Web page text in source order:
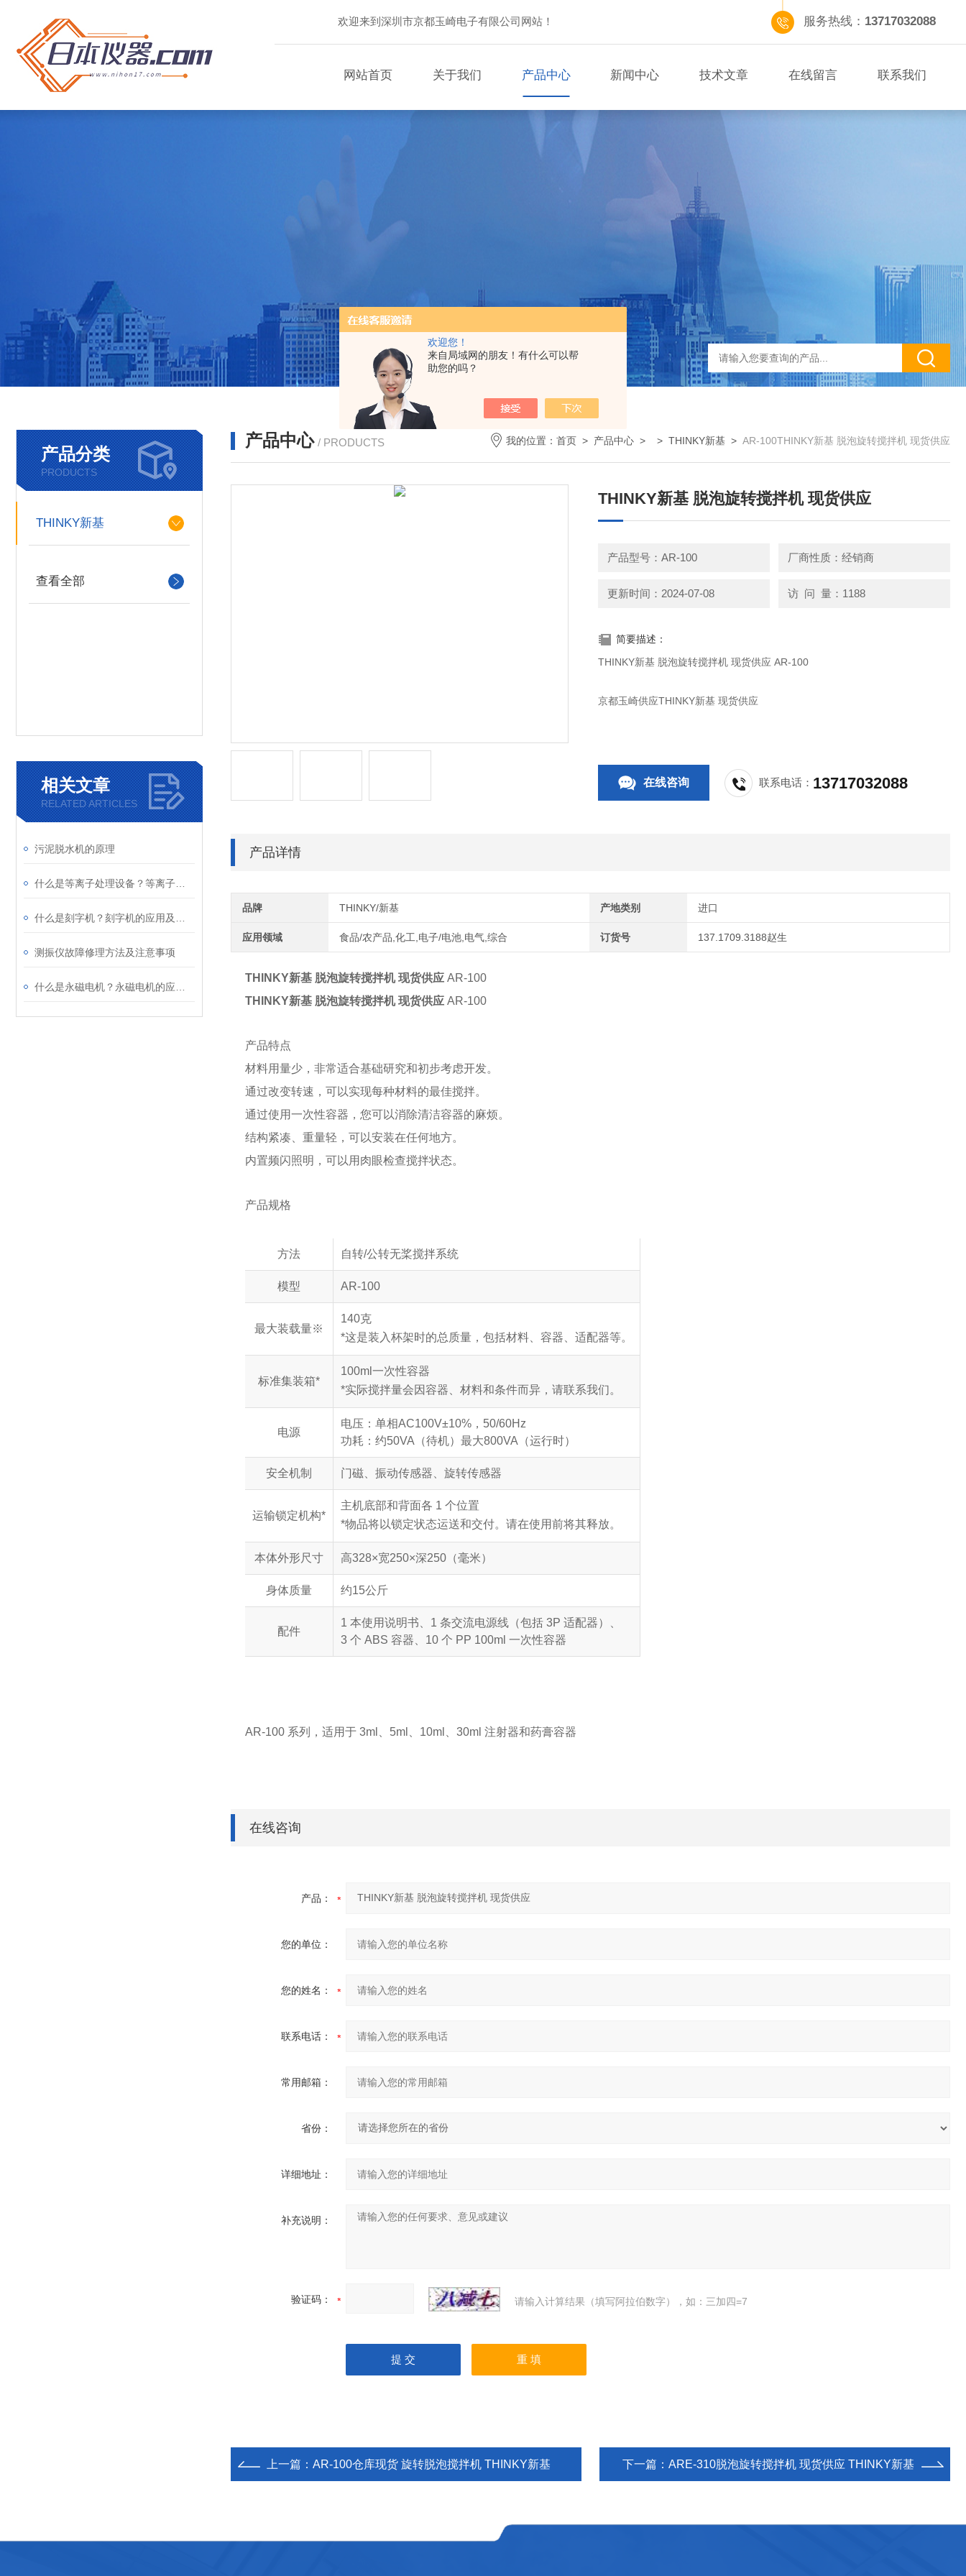
欢迎您！
来自局域网的朋友！有什么可以帮
助您的吗？
欢迎来到深圳市京都玉崎电子有限公司网站！ 服务热线： 13717032088
网站首页 关于我们 产品中心 新闻中心 技术文章 在线留言 联系我们
产品分类
PRODUCTS
THINKY新基
查看全部
相关文章
RELATED ARTICLES
污泥脱水机的原理
测振仪故障修理方法及注意事项
产品中心 / PRODUCTS 我的位置： 首页 > 产品中心 > > THINKY新基 > AR-100THINKY新基 脱泡旋转搅拌机 现货供应
THINKY新基 脱泡旋转搅拌机 现货供应
产品型号：AR-100 厂商性质：经销商
更新时间：2024-07-08 访 问 量：1188
简要描述：
THINKY新基 脱泡旋转搅拌机 现货供应 AR-100
京都玉崎供应THINKY新基 现货供应
在线咨询 联系电话： 13717032088
产品详情
品牌 THINKY/新基 产地类别 进口
应用领域 食品/农产品,化工,电子/电池,电气,综合 订货号 137.1709.3188赵生
THINKY新基 脱泡旋转搅拌机 现货供应 AR-100
THINKY新基 脱泡旋转搅拌机 现货供应 AR-100
产品特点
材料用量少，非常适合基础研究和初步考虑开发。
通过改变转速，可以实现每种材料的最佳搅拌。
通过使用一次性容器，您可以消除清洁容器的麻烦。
结构紧凑、重量轻，可以安装在任何地方。
内置频闪照明，可以用肉眼检查搅拌状态。
产品规格
方法 自转/公转无桨搅拌系统
模型 AR-100
最大装载量※
140克
*这是装入杯架时的总质量，包括材料、容器、适配器等。
标准集装箱*
100ml一次性容器
*实际搅拌量会因容器、材料和条件而异，请联系我们。
电源
电压：单相AC100V±10%，50/60Hz
功耗：约50VA（待机）最大800VA（运行时）
安全机制 门磁、振动传感器、旋转传感器
运输锁定机构*
主机底部和背面各 1 个位置
*物品将以锁定状态运送和交付。 请在使用前将其释放。
本体外形尺寸 高328×宽250×深250（毫米）
身体质量 约15公斤
配件
1 本使用说明书、1 条交流电源线（包括 3P 适配器）、
3 个 ABS 容器、10 个 PP 100ml 一次性容器
AR-100 系列，适用于 3ml、5ml、10ml、30ml 注射器和药膏容器
在线咨询
产品：
您的单位：
您的姓名：
联系电话：
常用邮箱：
省份：
详细地址：
补充说明：
验证码： 请输入计算结果（填写阿拉伯数字），如：三加四=7
上一篇： AR-100仓库现货 旋转脱泡搅拌机 THINKY新基 下一篇： ARE-310脱泡旋转搅拌机 现货供应 THINKY新基